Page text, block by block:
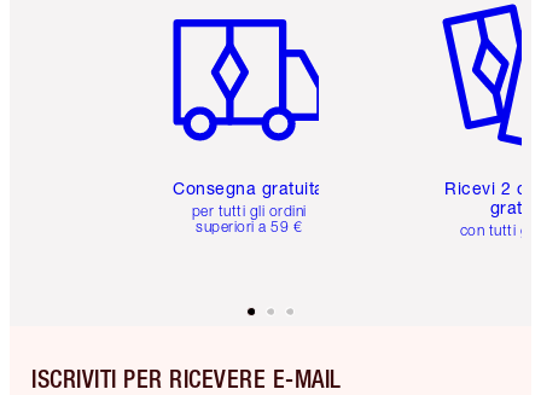
Consegna gratuita
per tutti gli ordini
superiori a 59 €
Ricevi 2
con tutti gli
ISCRIVITI PER RICEVERE E-MAIL